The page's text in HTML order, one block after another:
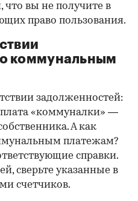
что вы не получите в
право пользования.
коммунальным
задолженностей:
«коммуналки» —
А как
платежам?
справки.
сверьте указанные в
счетчиков.